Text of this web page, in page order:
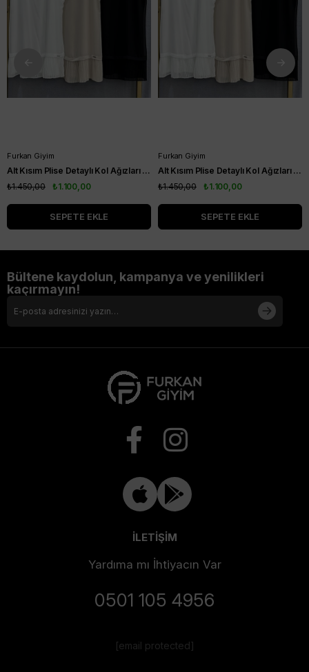
Furkan Giyim
Alt Kısım Plise Detaylı Kol Ağızları Ribanalı Kısa Kol Kurtarıcı Tunik Siyah
₺1.100,00
₺1.450,00
SEPETE EKLE
Furkan Giyim
Alt Kısım Plise Detaylı Kol Ağızları Ribanalı Kısa Kol Kurtarıcı Tunik Vizon
₺1.100,00
₺1.450,00
SEPETE EKLE
Bültene kaydolun, kampanya ve yenilikleri
kaçırmayın!
İLETİŞİM
Yardıma mı İhtiyacın Var
0501 105 4956
[email protected]